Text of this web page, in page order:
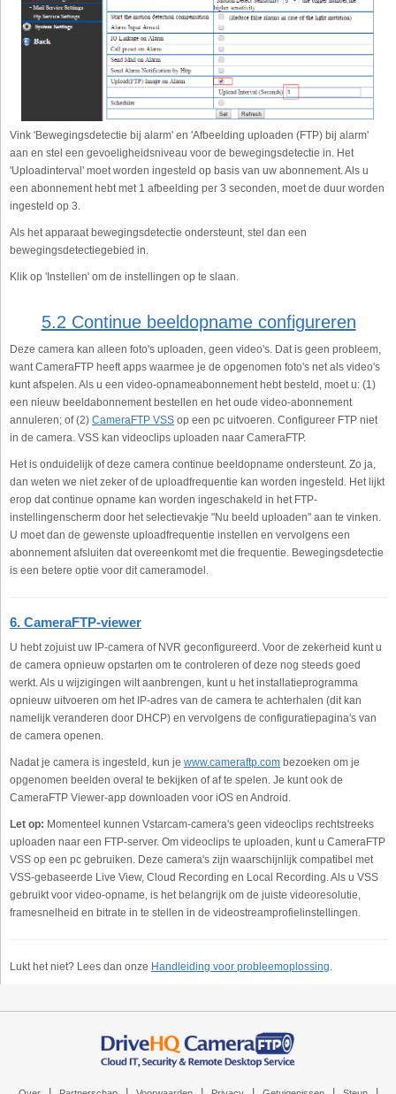
Vink 'Bewegingsdetectie bij alarm' en 'Afbeelding uploaden (FTP) bij alarm'
aan en stel een gevoeligheidsniveau voor de bewegingsdetectie in. Het
'Uploadinterval' moet worden ingesteld op basis van uw abonnement. Als u
een abonnement hebt met 1 afbeelding per 3 seconden, moet de duur worden
ingesteld op 3.
Als het apparaat bewegingsdetectie ondersteunt, stel dan een
bewegingsdetectiegebied in.
Klik op 'Instellen' om de instellingen op te slaan.
5.2 Continue beeldopname configureren
Deze camera kan alleen foto's uploaden, geen video's. Dat is geen probleem,
want CameraFTP heeft apps waarmee je de opgenomen foto's net als video's
kunt afspelen. Als u een video-opnameabonnement hebt besteld, moet u: (1)
een nieuw beeldabonnement bestellen en het oude video-abonnement
annuleren; of (2) CameraFTP VSS op een pc uitvoeren. Configureer FTP niet
in de camera. VSS kan videoclips uploaden naar CameraFTP.
Het is onduidelijk of deze camera continue beeldopname ondersteunt. Zo ja,
dan weten we niet zeker of de uploadfrequentie kan worden ingesteld. Het lijkt
erop dat continue opname kan worden ingeschakeld in het FTP-
instellingenscherm door het selectievakje "Nu beeld uploaden" aan te vinken.
U moet dan de gewenste uploadfrequentie instellen en vervolgens een
abonnement afsluiten dat overeenkomt met die frequentie. Bewegingsdetectie
is een betere optie voor dit cameramodel.
6. CameraFTP-viewer
U hebt zojuist uw IP-camera of NVR geconfigureerd. Voor de zekerheid kunt u
de camera opnieuw opstarten om te controleren of deze nog steeds goed
werkt. Als u wijzigingen wilt aanbrengen, kunt u het installatieprogramma
opnieuw uitvoeren om het IP-adres van de camera te achterhalen (dit kan
namelijk veranderen door DHCP) en vervolgens de configuratiepagina's van
de camera openen.
Nadat je camera is ingesteld, kun je www.cameraftp.com bezoeken om je
opgenomen beelden overal te bekijken of af te spelen. Je kunt ook de
CameraFTP Viewer-app downloaden voor iOS en Android.
Let op: Momenteel kunnen Vstarcam-camera's geen videoclips rechtstreeks
uploaden naar een FTP-server. Om videoclips te uploaden, kunt u CameraFTP
VSS op een pc gebruiken. Deze camera's zijn waarschijnlijk compatibel met
VSS-gebaseerde Live View, Cloud Recording en Local Recording. Als u VSS
gebruikt voor video-opname, is het belangrijk om de juiste videoresolutie,
framesnelheid en bitrate in te stellen in de videostreamprofielinstellingen.
Lukt het niet? Lees dan onze Handleiding voor probleemoplossing